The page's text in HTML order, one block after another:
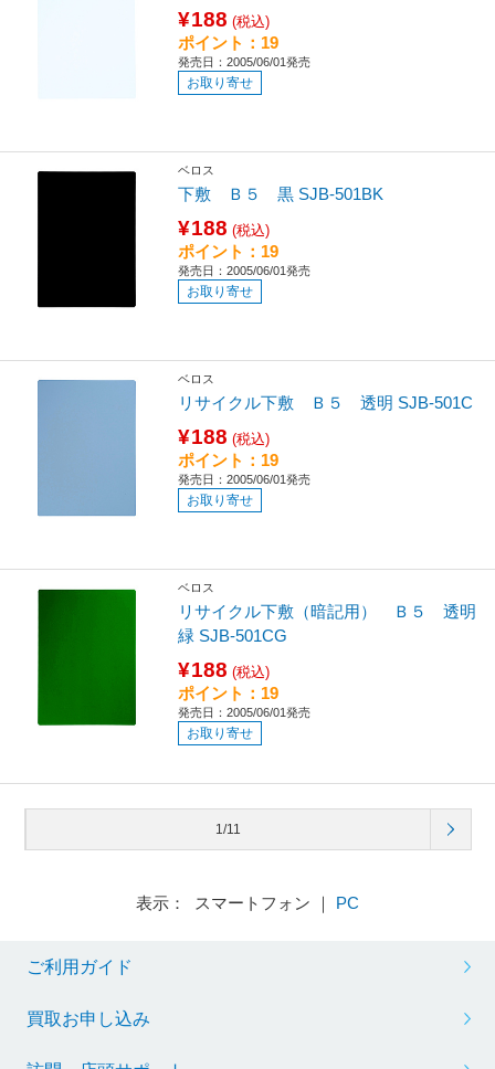
¥188 (税込)
ポイント：19
発売日：2005/06/01発売
お取り寄せ
ベロス
下敷 Ｂ５ 黒 SJB-501BK
¥188 (税込)
ポイント：19
発売日：2005/06/01発売
お取り寄せ
ベロス
リサイクル下敷 Ｂ５ 透明 SJB-501C
¥188 (税込)
ポイント：19
発売日：2005/06/01発売
お取り寄せ
ベロス
リサイクル下敷（暗記用） Ｂ５ 透明
緑 SJB-501CG
¥188 (税込)
ポイント：19
発売日：2005/06/01発売
お取り寄せ
1/11
表示： スマートフォン ｜ PC
ご利用ガイド
買取お申し込み